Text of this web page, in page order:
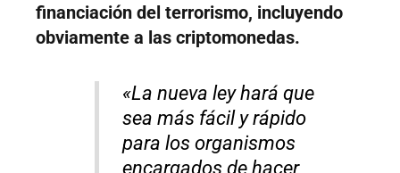
financiación del terrorismo, incluyendo
obviamente a las criptomonedas.
«La nueva ley hará que
sea más fácil y rápido
para los organismos
encargados de hacer